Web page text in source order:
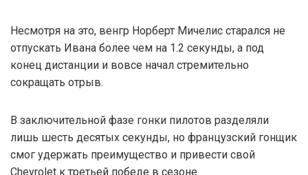
Несмотря на это, венгр Норберт Мичелис старался не
отпускать Ивана более чем на 1.2 секунды, а под
конец дистанции и вовсе начал стремительно
сокращать отрыв.
В заключительной фазе гонки пилотов разделяли
лишь шесть десятых секунды, но французский гонщик
смог удержать преимущество и привести свой
Chevrolet к третьей победе в сезоне.